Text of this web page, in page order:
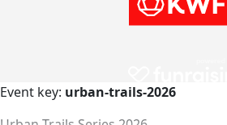
Event key: urban-trails-2026